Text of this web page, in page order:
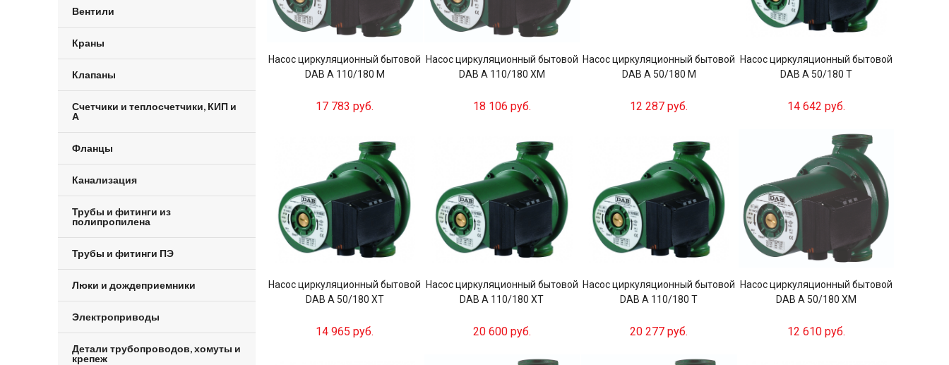
Вентили
Краны
Клапаны
Счетчики и теплосчетчики, КИП и
А
Фланцы
Канализация
Трубы и фитинги из
полипропилена
Трубы и фитинги ПЭ
Люки и дождеприемники
Электроприводы
Детали трубопроводов, хомуты и
крепеж
Насос циркуляционный бытовой
DAB A 110/180 M
17 783 руб.
Насос циркуляционный бытовой
DAB A 110/180 XM
18 106 руб.
Насос циркуляционный бытовой
DAB A 50/180 M
12 287 руб.
Насос циркуляционный бытовой
DAB A 50/180 T
14 642 руб.
Насос циркуляционный бытовой
DAB A 50/180 XT
14 965 руб.
Насос циркуляционный бытовой
DAB A 110/180 XT
20 600 руб.
Насос циркуляционный бытовой
DAB A 110/180 T
20 277 руб.
Насос циркуляционный бытовой
DAB A 50/180 XM
12 610 руб.